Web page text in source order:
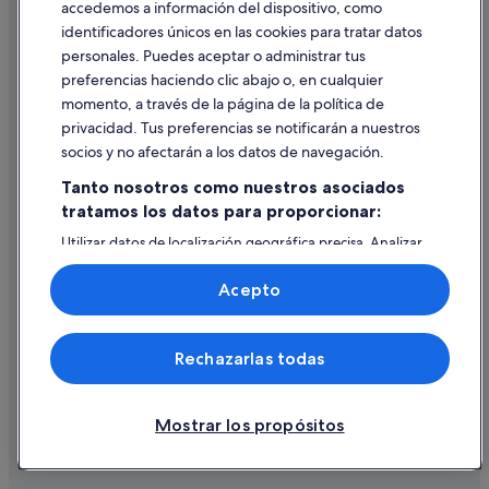
Ayuda
Cancelar un vuelo
Cancelar una reserva de hotel o de un alquiler vacacional
Utilizar un cupón de Expedia
Documentos para viajes internacionales
© 2026 Expedia, Inc., una empresa de Expedia Group. Todos los
derechos reservados. Expedia y el logotipo de Expedia son marcas
comerciales o marcas comerciales registradas de Expedia, Inc.
accedemos a información del dispositivo, como
identificadores únicos en las cookies para tratar datos
personales. Puedes aceptar o administrar tus
preferencias haciendo clic abajo o, en cualquier
momento, a través de la página de la política de
privacidad. Tus preferencias se notificarán a nuestros
socios y no afectarán a los datos de navegación.
Tanto nosotros como nuestros asociados
tratamos los datos para proporcionar:
Utilizar datos de localización geográfica precisa. Analizar
activamente las características del dispositivo para su
identificación. Almacenar la información en un dispositivo
y/o acceder a ella. Publicidad y contenido personalizados,
medición de publicidad y contenido, investigación de
audiencia y desarrollo de servicios.
Lista de asociados (proveedores)
Mostrar los propósitos
Rechazarlas todas
Acepto